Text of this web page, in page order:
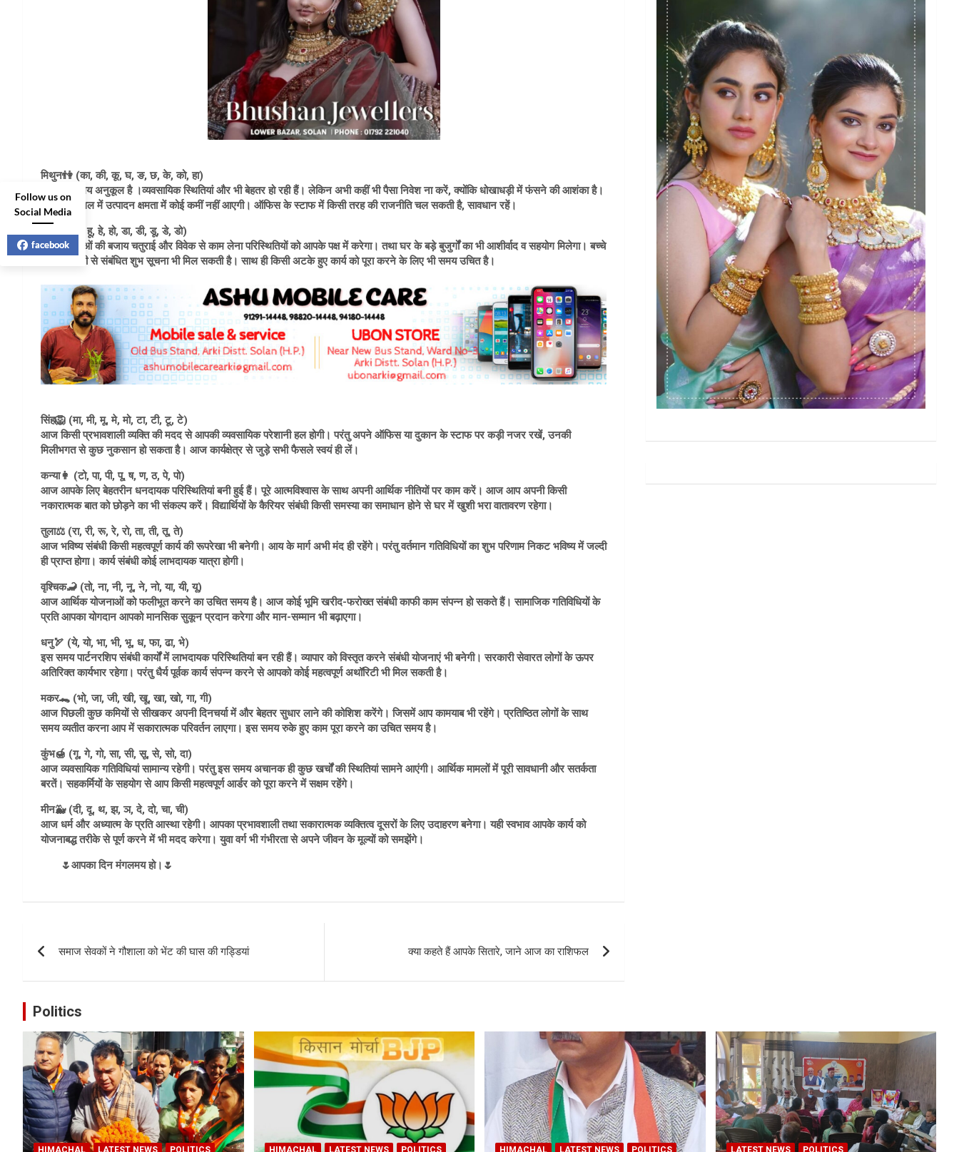
मिथुन👫 (का, की, कू, घ, ङ, छ, के, को, हा)
आज का समय अनुकूल है ।व्यवसायिक स्थितियां और भी बेहतर हो रही हैं। लेकिन अभी कहीं भी पैसा निवेश ना करें, क्योंकि धोखाधड़ी में फंसने की आशंका है।
परंतु कार्यस्थल में उत्पादन क्षमता में कोई कमीं नहीं आएगी। ऑफिस के स्टाफ में किसी तरह की राजनीति चल सकती है, सावधान रहें।
कर्क🦀 (ही, हू, हे, हो, डा, डी, डू, डे, डो)
आज भावनाओं की बजाय चतुराई और विवेक से काम लेना परिस्थितियों को आपके पक्ष में करेगा। तथा घर के बड़े बुजुर्गों का भी आशीर्वाद व सहयोग मिलेगा। बच्चे
की किलकारी से संबंधित शुभ सूचना भी मिल सकती है। साथ ही किसी अटके हुए कार्य को पूरा करने के लिए भी समय उचित है।
सिंह🦁 (मा, मी, मू, मे, मो, टा, टी, टू, टे)
आज किसी प्रभावशाली व्यक्ति की मदद से आपकी व्यवसायिक परेशानी हल होगी। परंतु अपने ऑफिस या दुकान के स्टाफ पर कड़ी नजर रखें, उनकी
मिलीभगत से कुछ नुकसान हो सकता है। आज कार्यक्षेत्र से जुड़े सभी फैसले स्वयं ही लें।
कन्या👩 (टो, पा, पी, पू, ष, ण, ठ, पे, पो)
आज आपके लिए बेहतरीन धनदायक परिस्थितियां बनी हुई हैं। पूरे आत्मविश्वास के साथ अपनी आर्थिक नीतियों पर काम करें। आज आप अपनी किसी
नकारात्मक बात को छोड़ने का भी संकल्प करें। विद्यार्थियों के कैरियर संबंधी किसी समस्या का समाधान होने से घर में खुशी भरा वातावरण रहेगा।
तुला⚖️ (रा, री, रू, रे, रो, ता, ती, तू, ते)
आज भविष्य संबंधी किसी महत्वपूर्ण कार्य की रूपरेखा भी बनेगी। आय के मार्ग अभी मंद ही रहेंगे। परंतु वर्तमान गतिविधियों का शुभ परिणाम निकट भविष्य में जल्दी
ही प्राप्त होगा। कार्य संबंधी कोई लाभदायक यात्रा होगी।
वृश्चिक🦂 (तो, ना, नी, नू, ने, नो, या, यी, यू)
आज आर्थिक योजनाओं को फलीभूत करने का उचित समय है। आज कोई भूमि खरीद-फरोख्त संबंधी काफी काम संपन्न हो सकते हैं। सामाजिक गतिविधियों के
प्रति आपका योगदान आपको मानसिक सुकून प्रदान करेगा और मान-सम्मान भी बढ़ाएगा।
धनु🏹 (ये, यो, भा, भी, भू, ध, फा, ढा, भे)
इस समय पार्टनरशिप संबंधी कार्यों में लाभदायक परिस्थितियां बन रही हैं। व्यापार को विस्तृत करने संबंधी योजनाएं भी बनेगी। सरकारी सेवारत लोगों के ऊपर
अतिरिक्त कार्यभार रहेगा। परंतु धैर्य पूर्वक कार्य संपन्न करने से आपको कोई महत्वपूर्ण अथॉरिटी भी मिल सकती है।
मकर🐊 (भो, जा, जी, खी, खू, खा, खो, गा, गी)
आज पिछली कुछ कमियों से सीखकर अपनी दिनचर्या में और बेहतर सुधार लाने की कोशिश करेंगे। जिसमें आप कामयाब भी रहेंगे। प्रतिष्ठित लोगों के साथ
समय व्यतीत करना आप में सकारात्मक परिवर्तन लाएगा। इस समय रुके हुए काम पूरा करने का उचित समय है।
कुंभ🍯 (गू, गे, गो, सा, सी, सू, से, सो, दा)
आज व्यवसायिक गतिविधियां सामान्य रहेगी। परंतु इस समय अचानक ही कुछ खर्चों की स्थितियां सामने आएंगी। आर्थिक मामलों में पूरी सावधानी और सतर्कता
बरतें। सहकर्मियों के सहयोग से आप किसी महत्वपूर्ण आर्डर को पूरा करने में सक्षम रहेंगे।
मीन🐳 (दी, दू, थ, झ, ञ, दे, दो, चा, ची)
आज धर्म और अध्यात्म के प्रति आस्था रहेगी। आपका प्रभावशाली तथा सकारात्मक व्यक्तित्व दूसरों के लिए उदाहरण बनेगा। यही स्वभाव आपके कार्य को
योजनाबद्ध तरीके से पूर्ण करने में भी मदद करेगा। युवा वर्ग भी गंभीरता से अपने जीवन के मूल्यों को समझेंगे।
🌷आपका दिन मंगलमय हो।🌷
समाज सेवकों ने गौशाला को भेंट की घास की गड्डियां क्या कहते हैं आपके सितारे, जाने आज का राशिफल
Politics
HIMACHAL LATEST NEWS POLITICS HIMACHAL LATEST NEWS POLITICS HIMACHAL LATEST NEWS POLITICS LATEST NEWS POLITICS
Follow us on
Social Media
facebook